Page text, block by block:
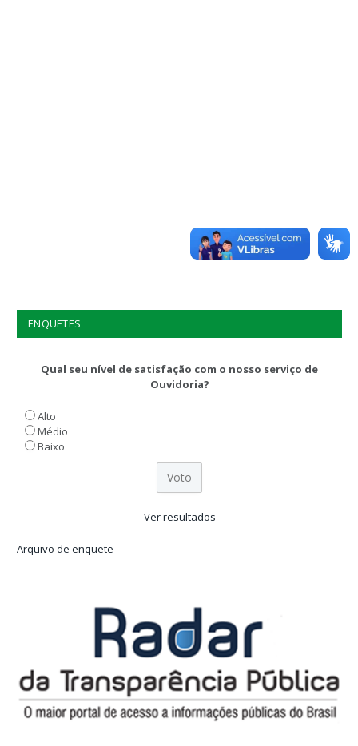
ENQUETES
Qual seu nível de satisfação com o nosso serviço de
Ouvidoria?
Alto
Médio
Baixo
Ver resultados
Arquivo de enquete